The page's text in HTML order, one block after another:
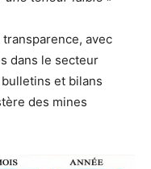
avec
dans le secteur
et bilans
des mines